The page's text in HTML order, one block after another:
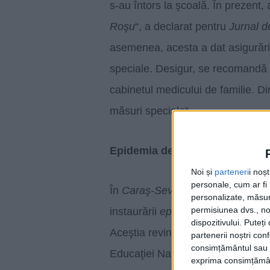
Noi și partenerii
personale, cum ar
personalizate,
permisiunea dvs.,
dispozitivului. Puteți
partenerii noștri
consimțământul
exprima
s-au întors la şcoală. În
Roşu“, a declarat pentru Jurnal
asemenea, acesta a dat
speciale. Desigur, se
cabinetul medicului de familie.
măsuri speciale“.
Epidemia de gripă ar putea
În Caraş-Severin,în următoarele
instaurării epidemiei de gripă.
Aceştia revin la cursuri pe 10
Educaţiei Naţionale. Asta doar